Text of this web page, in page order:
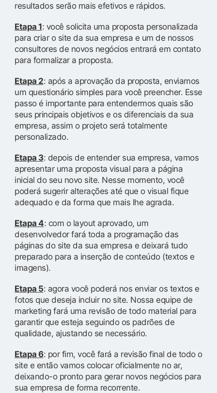
resultados serão mais efetivos e rápidos.
Etapa 1: você solicita uma proposta personalizada
para criar o site da sua empresa e um de nossos
consultores de novos negócios entrará em contato
para formalizar a proposta.
Etapa 2: após a aprovação da proposta, enviamos
um questionário simples para você preencher. Esse
passo é importante para entendermos quais são
seus principais objetivos e os diferenciais da sua
empresa, assim o projeto será totalmente
personalizado.
Etapa 3: depois de entender sua empresa, vamos
apresentar uma proposta visual para a página
inicial do seu novo site. Nesse momento, você
poderá sugerir alterações até que o visual fique
adequado e da forma que mais lhe agrada.
Etapa 4: com o layout aprovado, um
desenvolvedor fará toda a programação das
páginas do site da sua empresa e deixará tudo
preparado para a inserção de conteúdo (textos e
imagens).
Etapa 5: agora você poderá nos enviar os textos e
fotos que deseja incluir no site. Nossa equipe de
marketing fará uma revisão de todo material para
garantir que esteja seguindo os padrões de
qualidade, ajustando se necessário.
Etapa 6: por fim, você fará a revisão final de todo o
site e então vamos colocar oficialmente no ar,
deixando-o pronto para gerar novos negócios para
sua empresa de forma recorrente.